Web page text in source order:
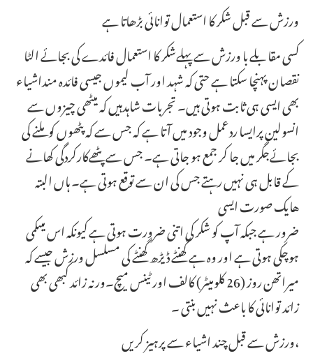
ورزش سے قبل شکر کا استعمال توانائی بڑھاتا ہے
کسی مقا بلے با ورزش سے پہلےشکر کا استعمال فائدے کی بجائے الٹا
نقصان پہنچا سکتا ہے حتی کہ شہد اور آب لیموں جیسی فائدہ منداشیاء
بھی ایسی ہی ثابت ہوتی ہیں۔ تجربات شاہدہیں کہ میٹھی چیزوں سے
انسولین پرایسا ردعمل وجود میں آتا ہے کہ جس سے کہ پٹھوں کو ملنے کی
بجائےجگر میں جا کر جمع ہو جاتی ہے۔ جس سے پٹھےکارکردگی کھانے
کے قابل ہی نہیں رہتے جس کی ان سے توقع ہوتی ہے۔ ہاں البتہ
هایک صورت ایسی
ضرور ہے جبکہ آپ کو شکر کی اتنی ضرورت ہوتی ہے کیونکہ اس میںکمی
ہوچکی ہوتی ہے اور وہ ہے گھنٹے ڈیڑھ گھنٹے کی مسلسل ورزش جیسے کہ
میراتھن روز (26 کلومیٹر) کالف اور ٹینس میچ۔ور نہ زائد کبھی بھی
زائد توانائی کا باعث نہیں بنتی ۔
ورزش سے قبل چند اشیاء سے پرہیز کریں،